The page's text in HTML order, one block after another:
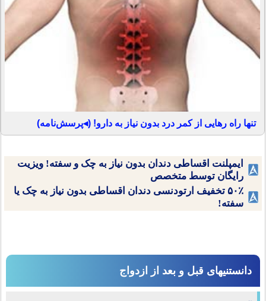
تنها راه رهایی از کمر درد بدون نیاز به دارو! (◂پرسش‌نامه)
ایمپلنت اقساطی دندان بدون نیاز به چک و سفته! ویزیت
رایگان توسط متخصص
۵۰٪ تخفیف ارتودنسی دندان اقساطی بدون نیاز به چک یا
سفته!
دانستنیهای قبل و بعد از ازدواج